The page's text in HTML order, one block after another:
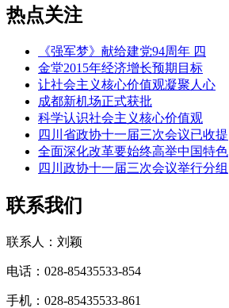
热点关注
《强军梦》献给建党94周年 四
金堂2015年经济增长预期目标
让社会主义核心价值观凝聚人心
成都新机场正式获批
科学认识社会主义核心价值观
四川省政协十一届三次会议已收提
全面深化改革要始终高举中国特色
四川政协十一届三次会议举行分组
联系我们
联系人：刘颖
电话：028-85435533-854
手机：028-85435533-861